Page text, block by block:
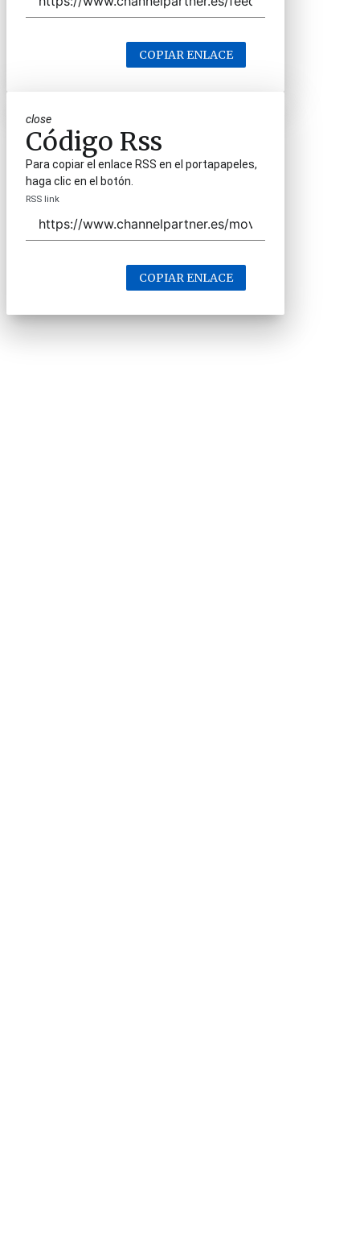
COPIAR ENLACE
close
Código Rss
Para copiar el enlace RSS en el portapapeles,
haga clic en el botón.
RSS link
COPIAR ENLACE